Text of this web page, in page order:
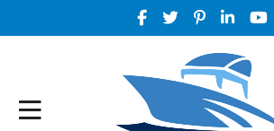
FACEBOOK SOCIAL
TWITTER SOCIAL
PINTEREST